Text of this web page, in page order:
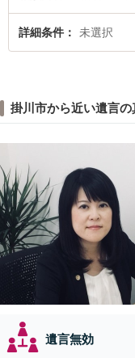
詳細条件 未選択
掛川市から近い遺言
遺言無効